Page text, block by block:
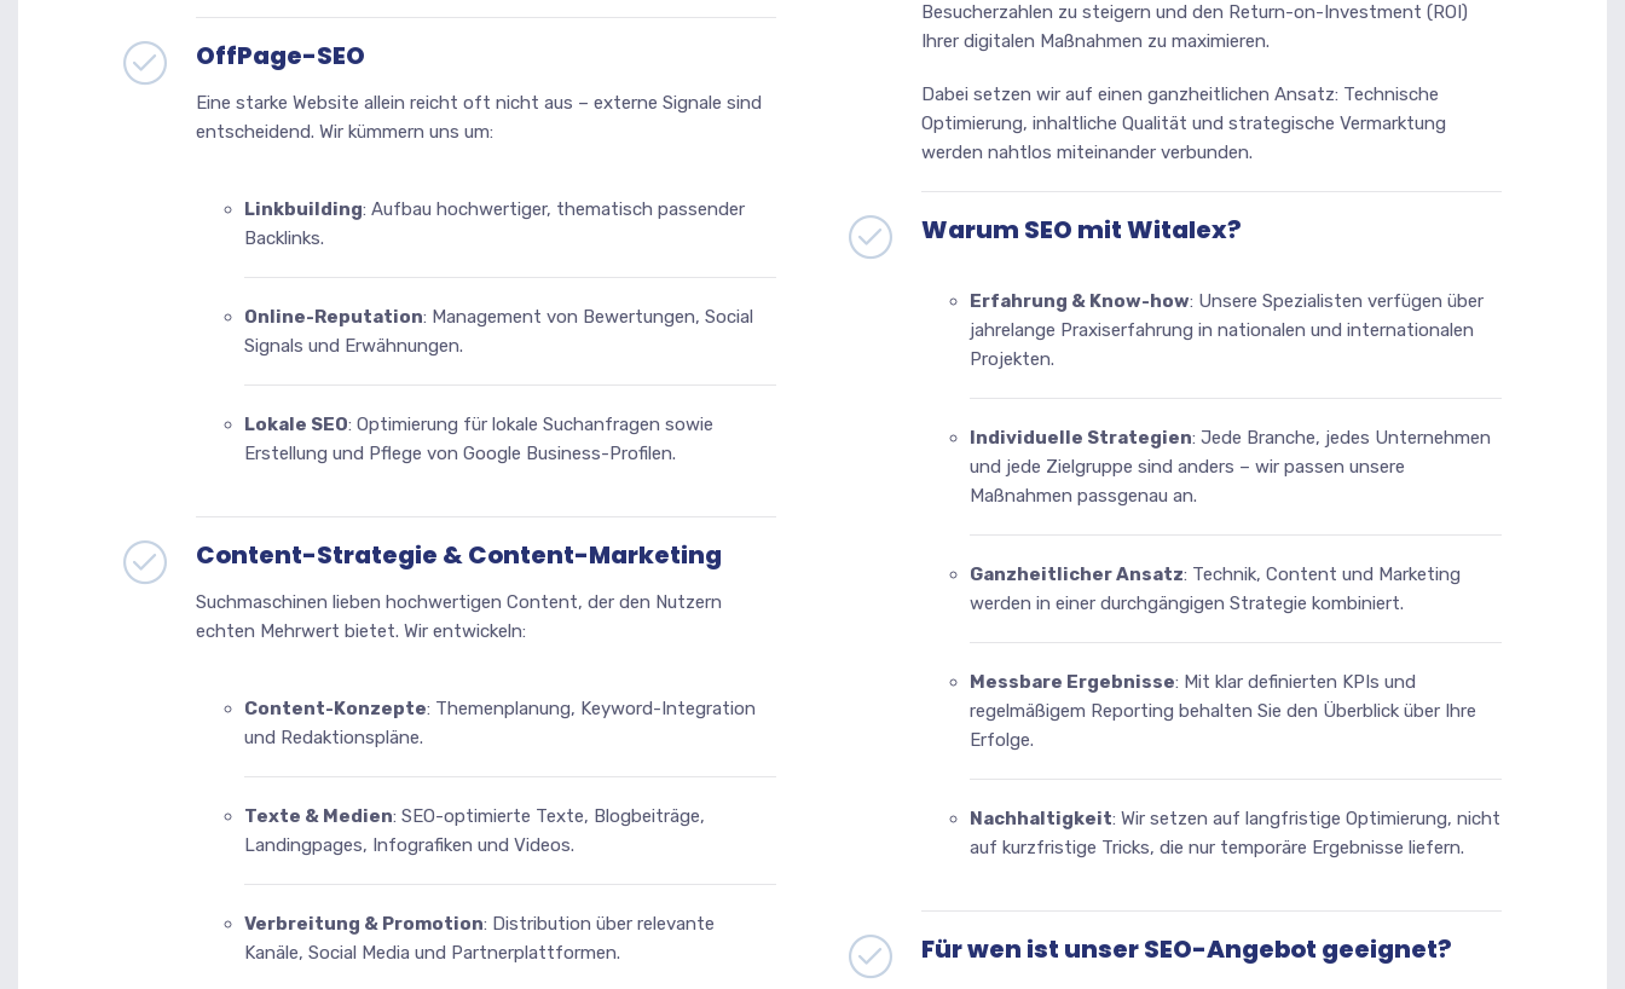
OffPage-SEO
Eine starke Website allein reicht oft nicht aus – externe Signale sind
entscheidend. Wir kümmern uns um:
Linkbuilding: Aufbau hochwertiger, thematisch passender
Backlinks.
Online-Reputation: Management von Bewertungen, Social
Signals und Erwähnungen.
Lokale SEO: Optimierung für lokale Suchanfragen sowie
Erstellung und Pflege von Google Business-Profilen.
Content-Strategie & Content-Marketing
Suchmaschinen lieben hochwertigen Content, der den Nutzern
echten Mehrwert bietet. Wir entwickeln:
Content-Konzepte: Themenplanung, Keyword-Integration
und Redaktionspläne.
Texte & Medien: SEO-optimierte Texte, Blogbeiträge,
Landingpages, Infografiken und Videos.
Verbreitung & Promotion: Distribution über relevante
Kanäle, Social Media und Partnerplattformen.
Besucherzahlen zu steigern und den Return-on-Investment (ROI)
Ihrer digitalen Maßnahmen zu maximieren.
Dabei setzen wir auf einen ganzheitlichen Ansatz: Technische
Optimierung, inhaltliche Qualität und strategische Vermarktung
werden nahtlos miteinander verbunden.
Warum SEO mit Witalex?
Erfahrung & Know-how: Unsere Spezialisten verfügen über
jahrelange Praxiserfahrung in nationalen und internationalen
Projekten.
Individuelle Strategien: Jede Branche, jedes Unternehmen
und jede Zielgruppe sind anders – wir passen unsere
Maßnahmen passgenau an.
Ganzheitlicher Ansatz: Technik, Content und Marketing
werden in einer durchgängigen Strategie kombiniert.
Messbare Ergebnisse: Mit klar definierten KPIs und
regelmäßigem Reporting behalten Sie den Überblick über Ihre
Erfolge.
Nachhaltigkeit: Wir setzen auf langfristige Optimierung, nicht
auf kurzfristige Tricks, die nur temporäre Ergebnisse liefern.
Für wen ist unser SEO-Angebot geeignet?